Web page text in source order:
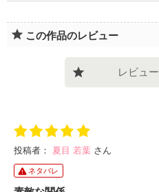
この作品のレビュー
レビュ
投稿者： 夏目 若葉 さん
ネタバレ